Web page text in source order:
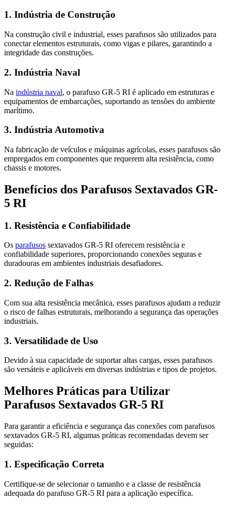
1. Indústria de Construção
Na construção civil e industrial, esses parafusos são utilizados para
conectar elementos estruturais, como vigas e pilares, garantindo a
integridade das construções.
2. Indústria Naval
Na indústria naval, o parafuso GR-5 RI é aplicado em estruturas e
equipamentos de embarcações, suportando as tensões do ambiente
marítimo.
3. Indústria Automotiva
Na fabricação de veículos e máquinas agrícolas, esses parafusos são
empregados em componentes que requerem alta resistência, como
chassis e motores.
Benefícios dos Parafusos Sextavados GR-
5 RI
1. Resistência e Confiabilidade
Os parafusos sextavados GR-5 RI oferecem resistência e
confiabilidade superiores, proporcionando conexões seguras e
duradouras em ambientes industriais desafiadores.
2. Redução de Falhas
Com sua alta resistência mecânica, esses parafusos ajudam a reduzir
o risco de falhas estruturais, melhorando a segurança das operações
industriais.
3. Versatilidade de Uso
Devido à sua capacidade de suportar altas cargas, esses parafusos
são versáteis e aplicáveis em diversas indústrias e tipos de projetos.
Melhores Práticas para Utilizar
Parafusos Sextavados GR-5 RI
Para garantir a eficiência e segurança das conexões com parafusos
sextavados GR-5 RI, algumas práticas recomendadas devem ser
seguidas:
1. Especificação Correta
Certifique-se de selecionar o tamanho e a classe de resistência
adequada do parafuso GR-5 RI para a aplicação específica.